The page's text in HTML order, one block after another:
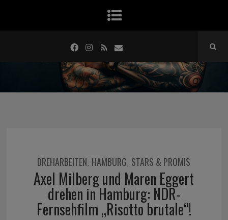
DREHARBEITEN, HAMBURG, STARS & PROMIS
Axel Milberg und Maren Eggert
drehen in Hamburg: NDR-
Fernsehfilm „Risotto brutale“!